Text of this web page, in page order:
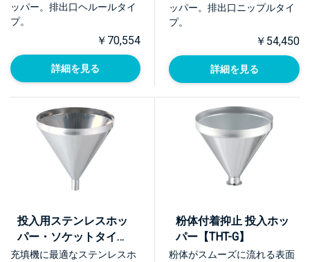
ッパー。排出口ヘルールタイ
プ。
￥70,554
詳細を見る
ッパー。排出口ニップルタイ
プ。
￥54,450
詳細を見る
投入用ステンレスホッ
パー・ソケットタイプ
【THT-Rp】
充填機に最適なステンレスホ
粉体付着抑止 投入ホッ
パー【THT-G】
粉体がスムーズに流れる表面